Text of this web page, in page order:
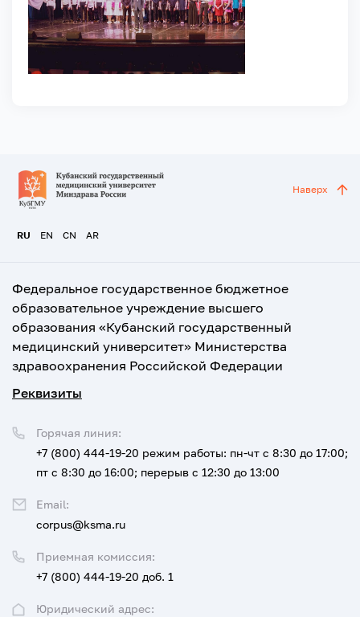
RU EN CN AR
Наверх
Федеральное государственное бюджетное
образовательное учреждение высшего
образования «Кубанский государственный
медицинский университет» Министерства
здравоохранения Российской Федерации
Реквизиты
Юридический адрес:
Приемная комиссия:
+7 (800) 444-19-20 доб. 1
Горячая линия:
+7 (800) 444-19-20 режим работы: пн-чт с 8:30 до 17:00;
пт с 8:30 до 16:00; перерыв с 12:30 до 13:00
Email:
corpus@ksma.ru